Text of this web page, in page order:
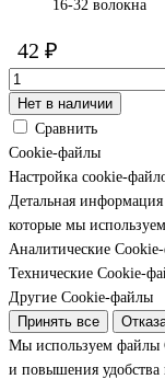
16-32 волокна
42 ₽
Нет в наличии
Сравнить
Cookie-файлы
Настройка cookie-
Детальная
которые мы
Аналитические
Технические Cookie-
Другие Cookie-файлы
Принять все
Мы используем файлы
и повышения